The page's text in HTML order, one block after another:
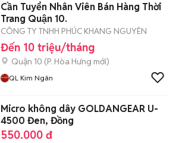
Cần Tuyển Nhân Viên Bán Hàng Thời
Trang Quận 10.
CÔNG TY TNHH PHÚC KHANG NGUYÊN
Đến 10 triệu/tháng
Quận 10 (P. Hòa Hưng mới)
QL Kim Ngân
Micro không dây GOLDANGEAR U-
4500 Đen, Đồng
550.000 đ